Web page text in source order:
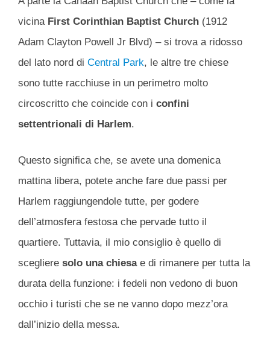
vicina First Corinthian Baptist Church (1912
Adam Clayton Powell Jr Blvd) – si trova a ridosso
del lato nord di Central Park, le altre tre chiese
sono tutte racchiuse in un perimetro molto
circoscritto che coincide con i confini
settentrionali di Harlem.
Questo significa che, se avete una domenica
mattina libera, potete anche fare due passi per
Harlem raggiungendole tutte, per godere
dell’atmosfera festosa che pervade tutto il
quartiere. Tuttavia, il mio consiglio è quello di
scegliere solo una chiesa e di rimanere per tutta la
durata della funzione: i fedeli non vedono di buon
occhio i turisti che se ne vanno dopo mezz’ora
dall’inizio della messa.